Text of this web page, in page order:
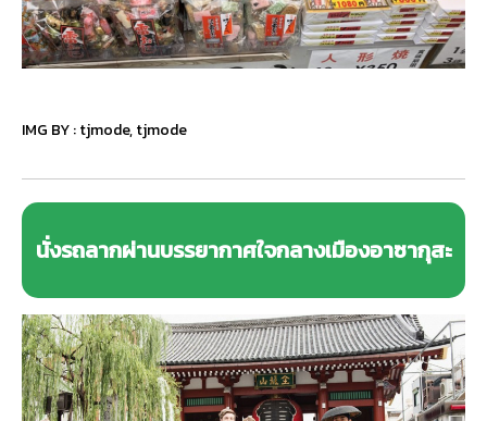
IMG BY :tjmode,tjmode
นั่งรถลากผ่านบรรยากาศใจกลางเมืองอาซากุสะ